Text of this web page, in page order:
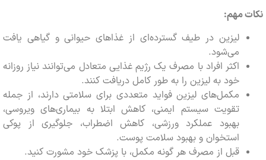
مهم:
لیزین در طیف گسترده‌ای از غذاهای حیوانی و گیاهی یافت
می‌شود.
اکثر افراد با مصرف یک رژیم غذایی متعادل می‌توانند نیاز روزانه
خود به لیزین را به طور کامل دریافت کنند.
مکمل‌های لیزین فواید متعددی برای سلامتی دارند، از جمله
تقویت سیستم ایمنی، کاهش ابتلا به بیماری‌های ویروسی،
بهبود عملکرد ورزشی، کاهش اضطراب، جلوگیری از پوکی
استخوان و بهبود سلامت پوست.
قبل از مصرف هر گونه مکمل، با پزشک خود مشورت کنید.